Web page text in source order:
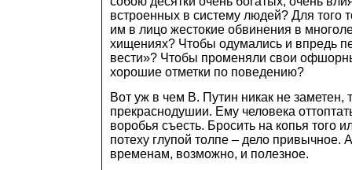
встроенных в систему людей? Для того
им в лицо жестокие обвинения в
хищениях? Чтобы одумались и впредь
вести»? Чтобы променяли свои
хорошие отметки по поведению?
Вот уж в чем В. Путин никак не заметен,
прекраснодушии. Ему человека
воробья съесть. Бросить на копья того
потеху глупой толпе – дело
временам, возможно, и полезное.